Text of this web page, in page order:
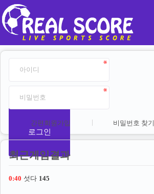
로그인
간편회원가입 비밀번호 찾기
최근게임결과
0:40 섯다 145